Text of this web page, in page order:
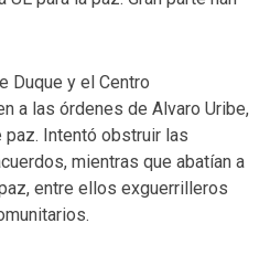
Duque y el Centro
a las órdenes de Alvaro Uribe,
Intentó obstruir las
mientras que abatían a
entre ellos exguerrilleros